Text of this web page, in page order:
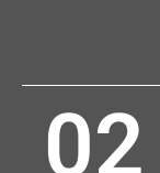
02